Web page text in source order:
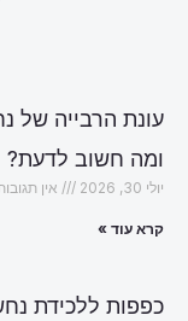
עונת הרבייה של
ומה חשוב לדעת?
יולי 30, 2026 אין
קרא עוד »
כפפות ללכידת